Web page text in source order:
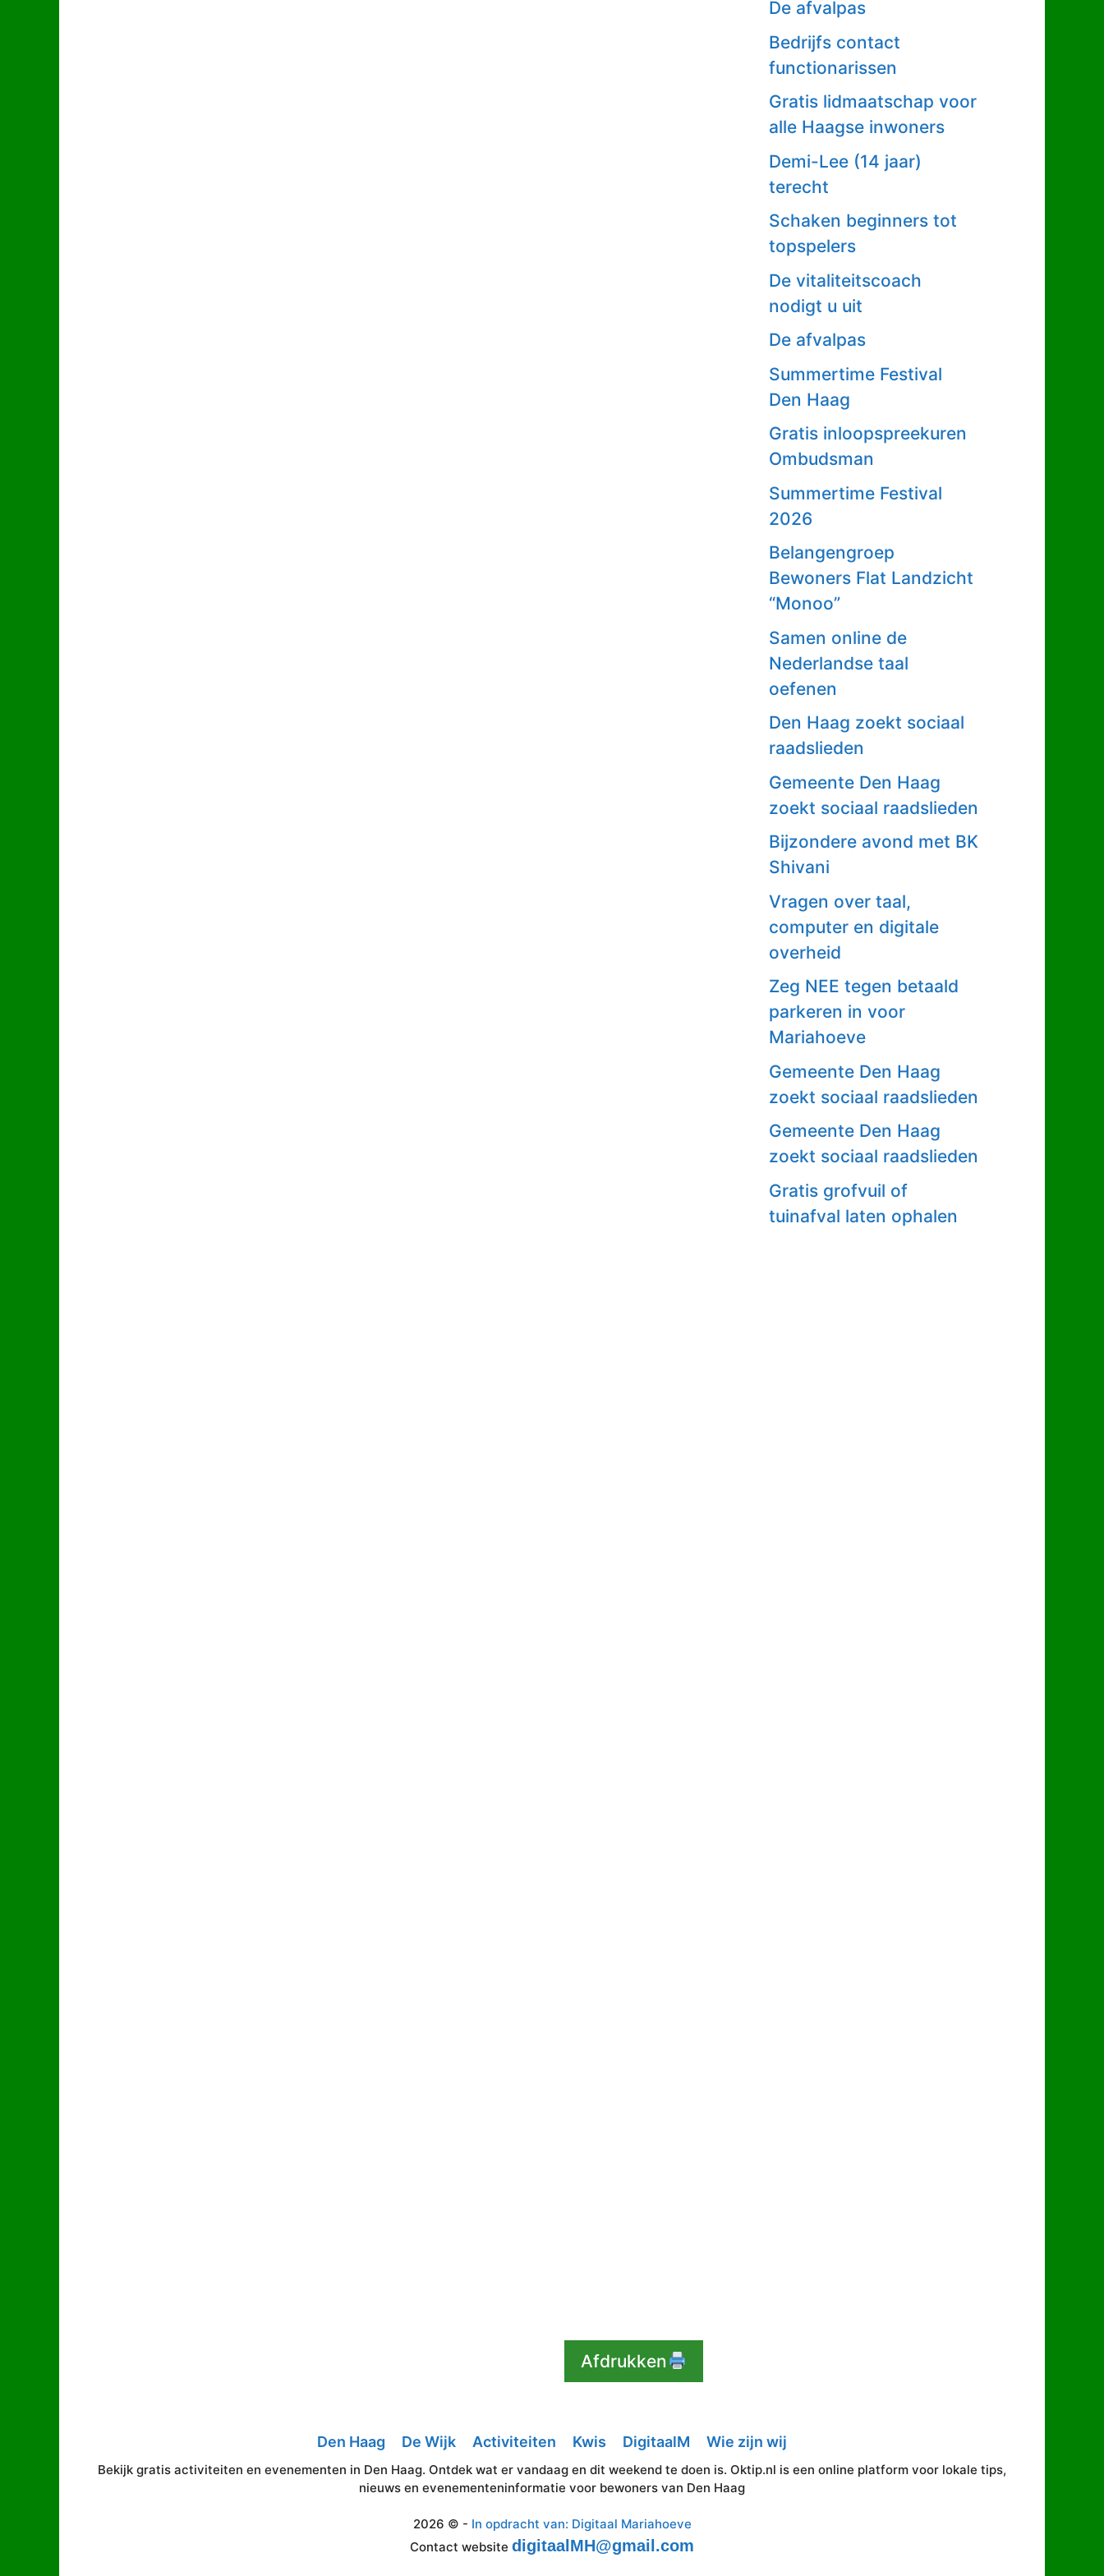
Afdrukken
De afvalpas
Bedrijfs contact
functionarissen
Gratis lidmaatschap voor
alle Haagse inwoners
Demi-Lee (14 jaar)
terecht
Schaken beginners tot
topspelers
De vitaliteitscoach
nodigt u uit
De afvalpas
Summertime Festival
Den Haag
Gratis inloopspreekuren
Ombudsman
Summertime Festival
2026
Belangengroep
Bewoners Flat Landzicht
“Monoo”
Samen online de
Nederlandse taal
oefenen
Den Haag zoekt sociaal
raadslieden
Gemeente Den Haag
zoekt sociaal raadslieden
Bijzondere avond met BK
Shivani
Vragen over taal,
computer en digitale
overheid
Zeg NEE tegen betaald
parkeren in voor
Mariahoeve
Gemeente Den Haag
zoekt sociaal raadslieden
Gemeente Den Haag
zoekt sociaal raadslieden
Gratis grofvuil of
tuinafval laten ophalen
Den Haag De Wijk Activiteiten Kwis DigitaalM Wie zijn wij
Bekijk gratis activiteiten en evenementen in Den Haag. Ontdek wat er vandaag en dit weekend te doen is. Oktip.nl is een online platform voor lokale tips,
nieuws en evenementeninformatie voor bewoners van Den Haag
2026 © - In opdracht van: Digitaal Mariahoeve
Contact website digitaalMH@gmail.com